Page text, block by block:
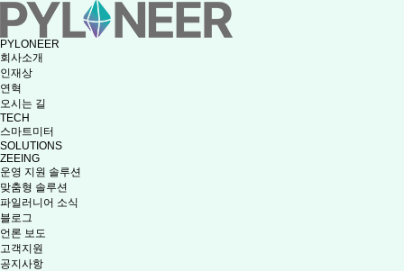
PYLONEER
회사소개
인재상
연혁
오시는 길
TECH
스마트미터
SOLUTIONS
ZEEING
운영 지원 솔루션
맞춤형 솔루션
파일러니어 소식
블로그
언론 보도
고객지원
공지사항